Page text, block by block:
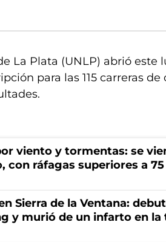
La Plata (UNLP) abrió este
para las 115 carreras de
viento y tormentas: se
con ráfagas superiores a
Sierra de la Ventana:
y murió de un infarto en la